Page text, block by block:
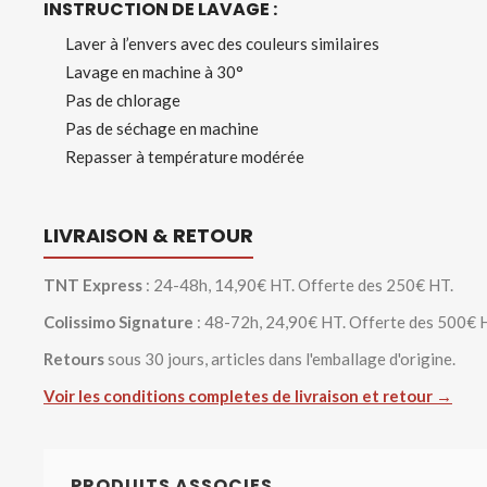
INSTRUCTION DE LAVAGE :
Laver à l’envers avec des couleurs similaires
Lavage en machine à 30°
Pas de chlorage
Pas de séchage en machine
Repasser à température modérée
LIVRAISON & RETOUR
TNT Express : 24-48h, 14,90€ HT. Offerte des 250€ HT.
Colissimo Signature : 48-72h, 24,90€ HT. Offerte des 500€
Retourssous 30 jours, articles dans l'emballage d'origine.
Voir les conditions completes de livraison et retour →